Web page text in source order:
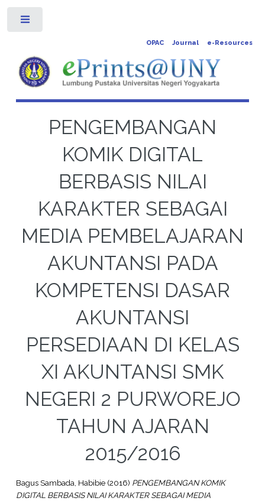
OPAC Journal e-Resources
PENGEMBANGAN
KOMIK DIGITAL
BERBASIS NILAI
KARAKTER SEBAGAI
MEDIA PEMBELAJARAN
AKUNTANSI PADA
KOMPETENSI DASAR
AKUNTANSI
PERSEDIAAN DI KELAS
XI AKUNTANSI SMK
NEGERI 2 PURWOREJO
TAHUN AJARAN
2015/2016
Bagus Sambada, Habibie(2016) PENGEMBANGAN KOMIK
DIGITAL BERBASIS NILAI KARAKTER SEBAGAI MEDIA